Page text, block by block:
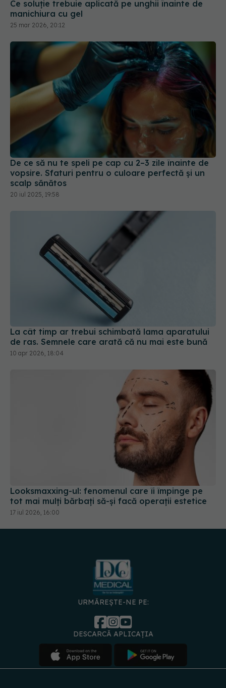
25 mar 2026, 20:12
De ce să nu te speli pe cap cu 2–3 zile înainte de
vopsire. Sfaturi pentru o culoare perfectă și un
scalp sănătos
20 iul 2025, 19:58
La cât timp ar trebui schimbată lama aparatului
de ras. Semnele care arată că nu mai este bună
10 apr 2026, 18:04
Looksmaxxing-ul: fenomenul care îi împinge pe
tot mai mulți bărbați să-și facă operații estetice
17 iul 2026, 16:00
URMĂREȘTE-NE PE:
DESCARCĂ APLICAȚIA
Medici și Politica de
Politica Gestionați Contact